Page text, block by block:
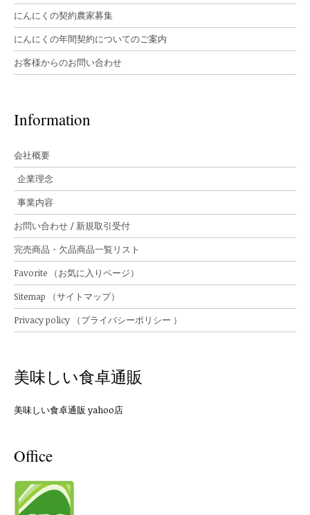
にんにくの契約農家募集
にんにくの年間契約についてのご案内
お客様からのお問い合わせ
Information
会社概要
企業理念
事業内容
お問い合わせ / 新規取引受付
完売商品・欠品商品一覧リスト
Favorite （お気に入りページ）
Sitemap （サイトマップ）
Privacy policy （プライバシーポリシー ）
美味しい食卓通販
美味しい食卓通販 yahoo店
Office